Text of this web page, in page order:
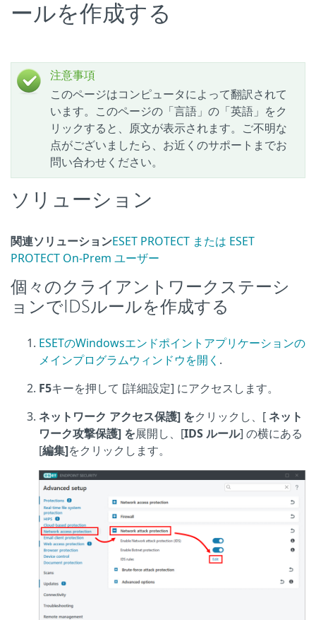
ールを作成する
注意事項
このページはコンピュータによって翻訳されて
います。このページの「言語」の「英語」をク
リックすると、原文が表示されます。ご不明な
点がございましたら、お近くのサポートまでお
問い合わせください。
ソリューション
関連ソリューションESET PROTECT または ESET
PROTECT On-Prem ユーザー
個々のクライアントワークステーシ
ョンでIDSルールを作成する
ESETのWindowsエンドポイントアプリケーションの
メインプログラムウィンドウを開く .
F5キーを押して [詳細設定] にアクセスします。
ネットワーク アクセス保護] をクリックし、[ネット
ワーク攻撃保護] を展開し、[IDS ルール] の横にある
[編集]をクリックします。